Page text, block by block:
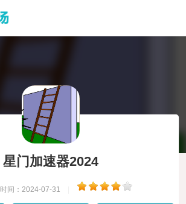
星门加速器2024
时间：2024-07-31